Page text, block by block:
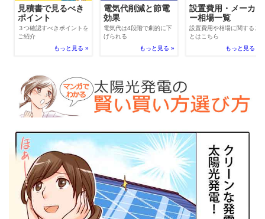
見積書で見るべき
ポイント
３つ確認すべきポイントを
ご紹介
もっと見る »
電気代削減と節電
効果
電気代は4段階で劇的に下
げられる
もっと見る »
設置費用・メーカ
ー相場一覧
設置費用や相場に関するこ
とはこちら
もっと見る »